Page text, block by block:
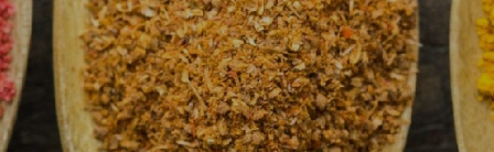
SCHÖNHEIT VON INNEN UND
AUßEN
JA, WILL ICH